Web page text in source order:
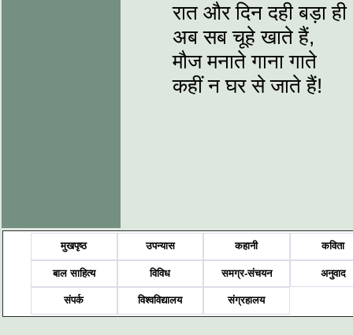
रात और दिन दही बड़ा ही
अब सब चूहे खाते हैं,
मौज मनाते गाना गाते
कहीं न घर से जाते हैं!
मुखपृष्ठ उपन्यास कहानी कविता
बाल साहित्य विविध समग्र-संचयन अनुवाद
संपर्क विश्वविद्यालय संग्रहालय